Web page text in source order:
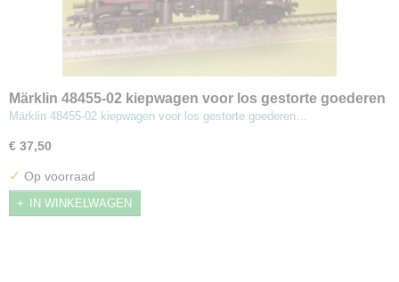
Märklin 48455-02 kiepwagen voor los gestorte goederen
Märklin 48455-02 kiepwagen voor los gestorte goederen…
€ 37,50
✓ Op voorraad
IN WINKELWAGEN